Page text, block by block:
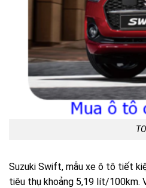
Suzuki Swift, mẫu xe ô tô tiết
tiêu thụ khoảng 5,19 lít/100km.